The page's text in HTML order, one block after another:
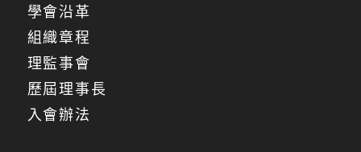
學會沿革
組織章程
理監事會
歷屆理事長
入會辦法